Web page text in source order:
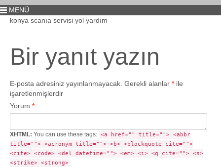
MENÜ
konya scanıa servisi yol yardım
Bir yanıt yazın
E-posta adresiniz yayınlanmayacak. Gerekli alanlar *ile
işaretlenmişlerdir
Yorum *
XHTML: You can use these tags: <a href="" title=""> <abbr
title=""> <acronym title=""> <b> <blockquote cite="">
<cite> <code> <del datetime=""> <em> <i> <q cite=""> <s>
<strike> <strong>